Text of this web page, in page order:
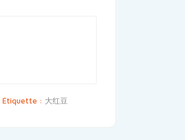
Étiquette : 大红豆